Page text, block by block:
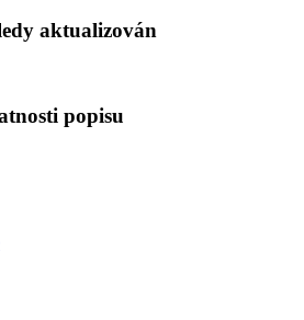
aktualizován
popisu